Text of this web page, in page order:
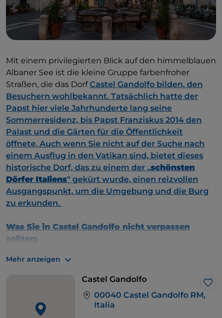
Mit einem privilegierten Blick auf den himmelblauen
Albaner See ist die kleine Gruppe farbenfroher
Straßen, die das DorfCastel Gandolfo bilden, den
Besuchern wohlbekannt. Tatsächlich hatte der
Papst hier viele Jahrhunderte lang seine
Sommerresidenz, bis Papst Franziskus 2014 den
Palast und die Gärten für die Öffentlichkeit
öffnete. Auch wenn Sie nicht auf der Suche nach
einem Ausflug in den Vatikan sind, bietet dieses
historische Dorf, das zu einem der „schönsten
Dörfer Italiens“ gekürt wurde, einen reizvollen
Ausgangspunkt, um die Umgebung und die Burg
zu erkunden.
Was Sie in Castel Gandolfo nicht verpassen
sollten:
großen Eingangstore im Borgo di Castel
Gandolfo und seineGärten.
Nehmen Sie sich die Zeit, um an einer Boots-,
Mehr anzeigen
Castel Gandolfo
00040 Castel Gandolfo RM,
Italia